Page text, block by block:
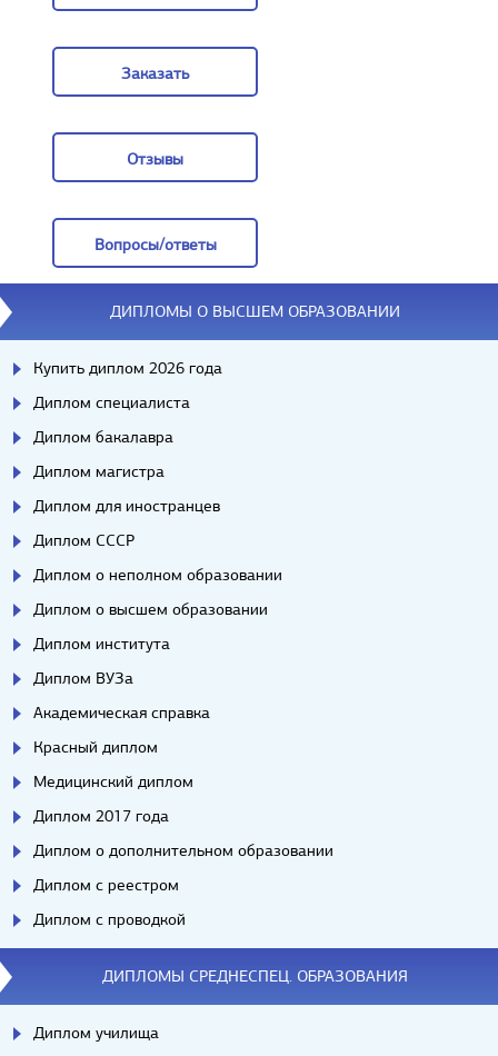
Заказать
Отзывы
Вопросы/ответы
Вопросы/ответы
ДИПЛОМЫ О ВЫСШЕМ ОБРАЗОВАНИИ
Купить диплом 2026 года
Диплом специалиста
Диплом бакалавра
Диплом магистра
Диплом для иностранцев
Диплом СССР
Диплом о неполном образовании
Диплом о высшем образовании
Диплом института
Диплом ВУЗа
Академическая справка
Красный диплом
Медицинский диплом
Диплом 2017 года
Диплом о дополнительном образовании
Диплом с реестром
Диплом с проводкой
ДИПЛОМЫ СРЕДНЕСПЕЦ. ОБРАЗОВАНИЯ
Диплом училища